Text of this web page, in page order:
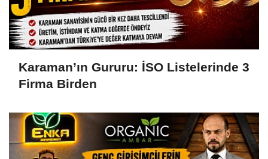
Karaman’ın Gururu: İSO Listelerinde 3
Firma Birden